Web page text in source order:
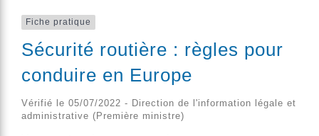
Fiche pratique
Sécurité routière : règles pour
conduire en Europe
Vérifié le 05/07/2022 - Direction de l'information légale et
administrative (Première ministre)